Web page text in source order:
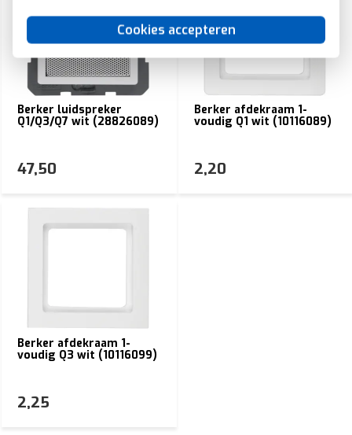
Cookies accepteren
Berker luidspreker
Q1/Q3/Q7 wit (28826089)
47,50
Berker afdekraam 1-
voudig Q1 wit (10116089)
2,20
Berker afdekraam 1-
voudig Q3 wit (10116099)
2,25